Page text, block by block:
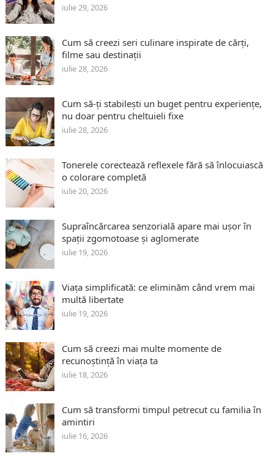
iulie 29, 2026
Cum să creezi seri culinare inspirate de cărți,
filme sau destinații
iulie 28, 2026
Cum să-ți stabilești un buget pentru experiențe,
nu doar pentru cheltuieli fixe
iulie 28, 2026
Tonerele corectează reflexele fără să înlocuiască
o colorare completă
iulie 20, 2026
Supraîncărcarea senzorială apare mai ușor în
spații zgomotoase și aglomerate
iulie 19, 2026
Viața simplificată: ce eliminăm când vrem mai
multă libertate
iulie 19, 2026
Cum să creezi mai multe momente de
recunoștință în viața ta
iulie 18, 2026
Cum să transformi timpul petrecut cu familia în
amintiri
iulie 16, 2026